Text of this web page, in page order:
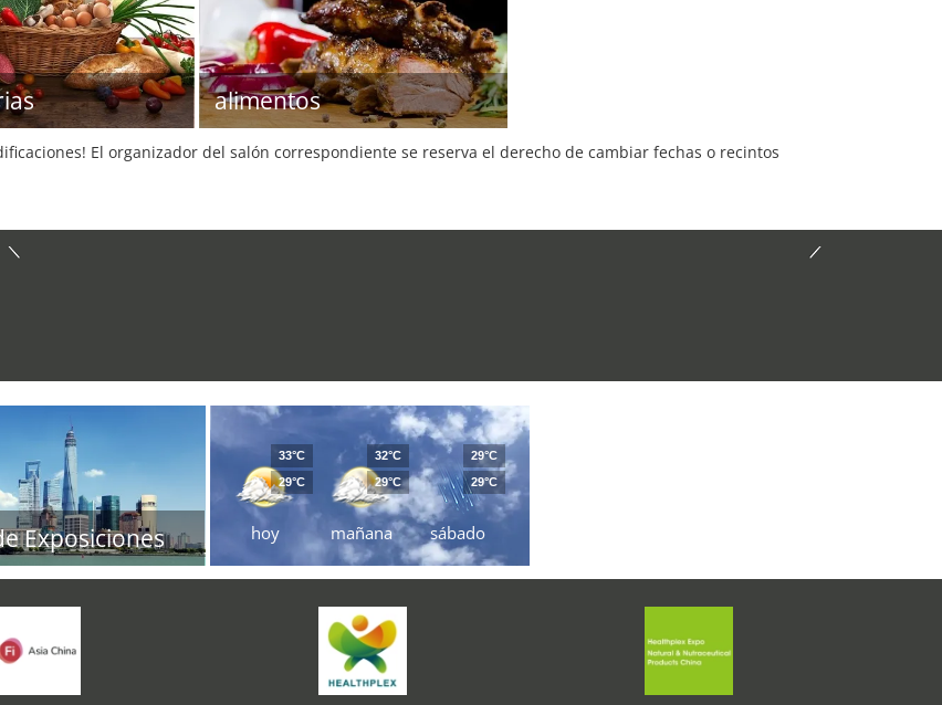
alimentos
El organizador del salón correspondiente se reserva el derecho de cambiar fechas o recintos
Exposiciones hoy
33°C
29°C
mañana
32°C
29°C
sábado
29°C
29°C